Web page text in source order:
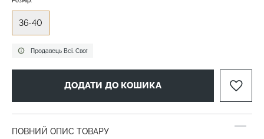
Продавець Всі. Свої
36-40
ДОДАТИ ДО КОШИКА
ПОВНИЙ ОПИС ТОВАРУ